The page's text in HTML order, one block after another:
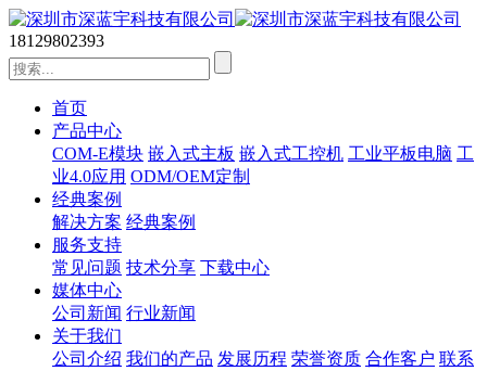
18129802393
首页
产品中心
COM-E模块 嵌入式主板 嵌入式工控机 工业平板电脑 工
业4.0应用 ODM/OEM定制
经典案例
解决方案 经典案例
服务支持
常见问题 技术分享 下载中心
媒体中心
公司新闻 行业新闻
关于我们
公司介绍 我们的产品 发展历程 荣誉资质 合作客户 联系